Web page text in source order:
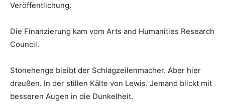
Veröffentlichung.
Die Finanzierung kam vom Arts and Humanities Research
Council.
Stonehenge bleibt der Schlagzeilenmacher. Aber hier
draußen. In der stillen Kälte von Lewis. Jemand blickt mit
besseren Augen in die Dunkelheit.